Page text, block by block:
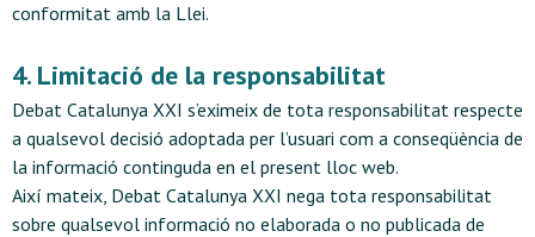
conformitat amb la Llei.
4. Limitació de la responsabilitat
Debat Catalunya XXI s’eximeix de tota responsabilitat respecte
a qualsevol decisió adoptada per l’usuari com a conseqüència de
la informació continguda en el present lloc web.
Així mateix, Debat Catalunya XXI nega tota responsabilitat
sobre qualsevol informació no elaborada o no publicada de